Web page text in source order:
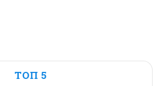
ТОП 5